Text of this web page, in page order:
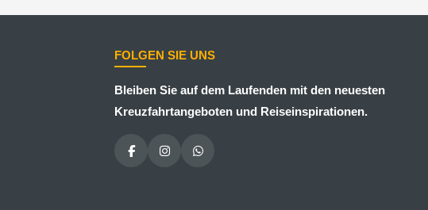
FOLGEN SIE UNS
Bleiben Sie auf dem Laufenden mit den neuesten
Kreuzfahrtangeboten und Reiseinspirationen.